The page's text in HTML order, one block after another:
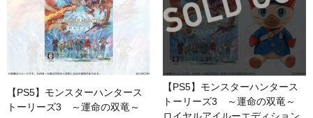
【PS5】モンスターハンタース
トーリーズ3 ～運命の双竜～
【PS5】モンスターハンタース
トーリーズ3 ～運命の双竜～
ロイヤルアイルーエディション